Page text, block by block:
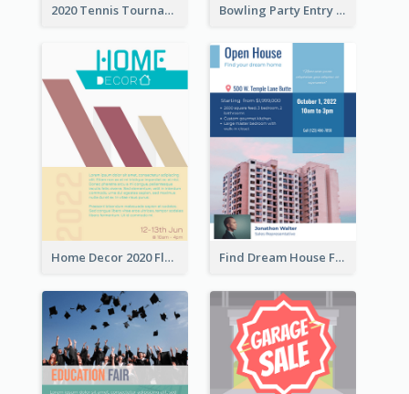
2020 Tennis Tournament Flyer Bowling Party Entry Flyer
Home Decor 2020 Flyer Find Dream House Flyer